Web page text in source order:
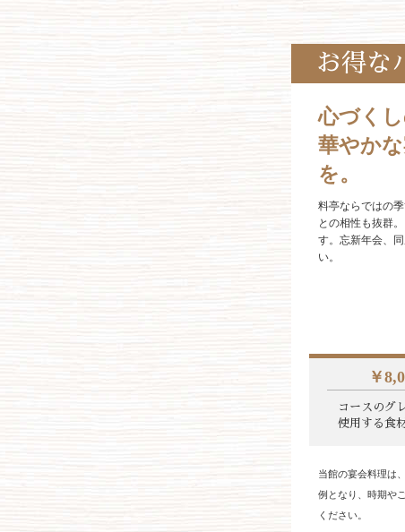
お得な
心づく
華やか
を。
料亭ならではの
との相性も抜群
す。忘新年会、
い。
￥
コースのグ
使用する食
当館の宴会料理は
例となり、時期や
ください。